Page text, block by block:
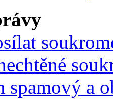
spamový a